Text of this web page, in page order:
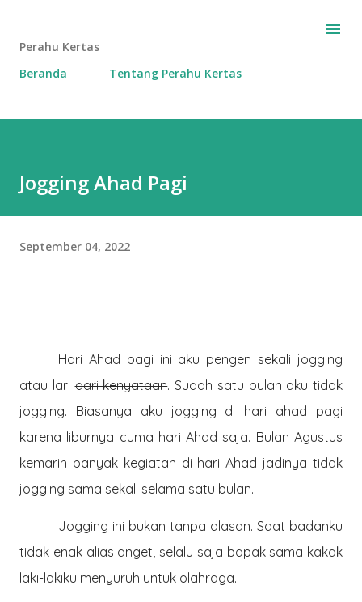
Perahu Kertas
Beranda
Tentang Perahu Kertas
Jogging Ahad Pagi
September 04, 2022
Hari Ahad pagi ini aku pengen sekali jogging
atau laridari kenyataan. Sudah satu bulan aku tidak
jogging. Biasanya aku jogging di hari ahad pagi
karena liburnya cuma hari Ahad saja. Bulan Agustus
kemarin banyak kegiatan di hari Ahad jadinya tidak
jogging sama sekali selama satu bulan.
Jogging ini bukan tanpa alasan. Saat badanku
tidak enak alias anget, selalu saja bapak sama kakak
laki-lakiku menyuruh untuk olahraga.